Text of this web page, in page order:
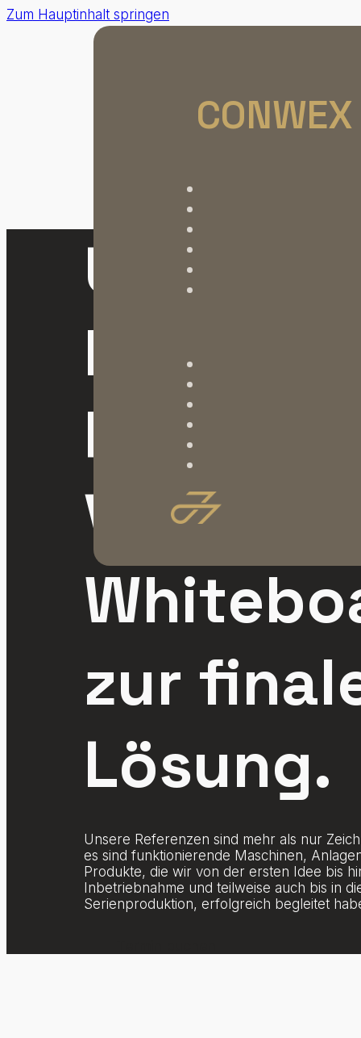
Zum Hauptinhalt springen
CONWEX
Unsere
Projekte
Vom
zur
Lösung.
Unsere Referenzen sind mehr als nur
es sind funktionierende Maschinen,
Produkte, die wir von der ersten Idee bis
Inbetriebnahme und teilweise auch bis in
Serienproduktion, erfolgreich begleitet